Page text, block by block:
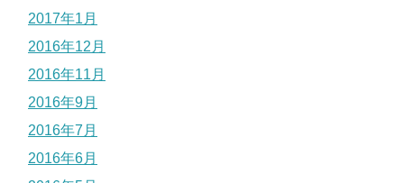
2017年1月
2016年12月
2016年11月
2016年9月
2016年7月
2016年6月